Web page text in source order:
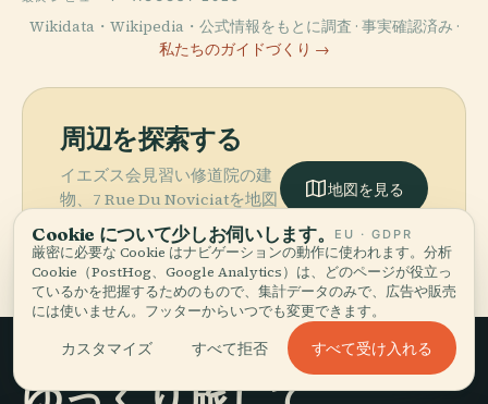
Wikidata・Wikipedia・公式情報をもとに調査 · 事実確認済み ·
私たちのガイドづくり →
周辺を探索する
イエズス会見習い修道院の建
物、7 Rue Du Noviciatを地図
で見て、近くに何があるか発
見しましょう。
地図を見る
Cookie について少しお伺いします。 EU · GDPR
厳密に必要な Cookie はナビゲーションの動作に使われます。分析
Cookie（PostHog、Google Analytics）は、どのページが役立っ
ているかを把握するためのもので、集計データのみで、広告や販売
には使いません。フッターからいつでも変更できます。
カスタマイズ すべて拒否 すべて受け入れる